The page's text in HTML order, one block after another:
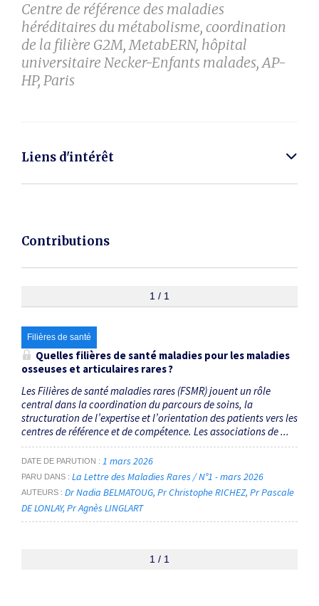
Centre de référence des maladies
héréditaires du métabolisme, coordination
de la filière G2M, MetabERN, hôpital
universitaire Necker-Enfants malades, AP-
HP, Paris
Liens d'intérêt
Contributions
1 / 1
Filières de santé
Quelles filières de santé maladies pour les maladies
osseuses et articulaires rares ?
Les Filières de santé maladies rares (FSMR) jouent un rôle
central dans la coordination du parcours de soins, la
structuration de l’expertise et l’orientation des patients vers les
centres de référence et de compétence. Les associations de ...
DATE DE PARUTION 1 mars 2026
PARU DANS La Lettre des Maladies Rares / N°1 - mars 2026
AUTEURS Dr Nadia BELMATOUG Pr Christophe RICHEZ Pr Pascale
DE LONLAY Pr Agnès LINGLART
1 / 1